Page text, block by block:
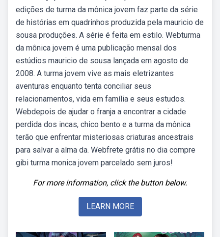
edições de turma da mônica jovem faz parte da série
de histórias em quadrinhos produzida pela mauricio de
sousa produções. A série é feita em estilo. Webturma
da mônica jovem é uma publicação mensal dos
estúdios mauricio de sousa lançada em agosto de
2008. A turma jovem vive as mais eletrizantes
aventuras enquanto tenta conciliar seus
relacionamentos, vida em família e seus estudos.
Webdepois de ajudar o franja a encontrar a cidade
perdida dos incas, chico bento e a turma da mônica
terão que enfrentar misteriosas criaturas ancestrais
para salvar a alma da. Webfrete grátis no dia compre
gibi turma monica jovem parcelado sem juros!
For more information, click the button below.
LEARN MORE